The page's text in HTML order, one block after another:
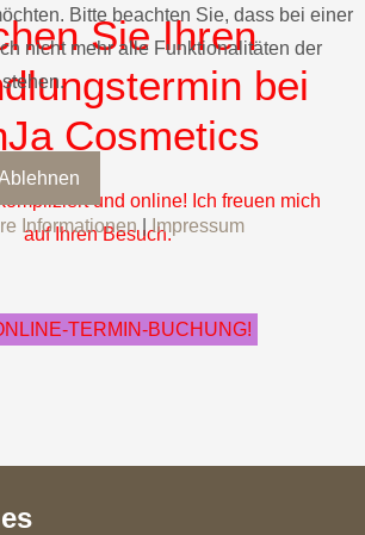
Sie Ihren
bei
Cosmetics
und online! Ich freuen mich
auf Ihren Besuch.
TERMIN-BUCHUNG!
Bitte beachten Sie, dass bei einer
nicht mehr alle Funktionalitäten der
Informationen|Impressum